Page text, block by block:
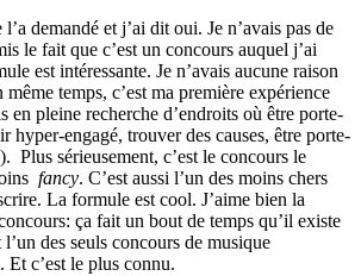
l’a demandé et j’ai dit oui. Je n’avais pas de
le fait que c’est un concours auquel j’ai
est intéressante. Je n’avais aucune raison
même temps, c’est ma première expérience
en pleine recherche d’endroits où être porte-
hyper-engagé, trouver des causes, être porte-
). Plus sérieusement, c’est le concours le
fancy. C’est aussi l’un des moins chers
La formule est cool. J’aime bien la
ça fait un bout de temps qu’il existe
l’un des seuls concours de musique
Et c’est le plus connu.